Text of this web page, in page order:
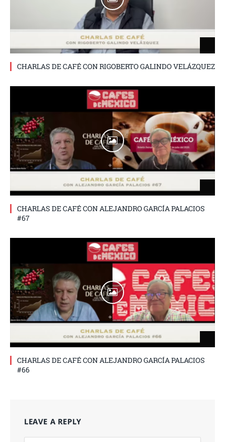
CHARLAS DE CAFÉ CON RIGOBERTO GALINDO VELÁZQUEZ
CHARLAS DE CAFÉ CON ALEJANDRO GARCÍA PALACIOS
#67
CHARLAS DE CAFÉ CON ALEJANDRO GARCÍA PALACIOS
#66
LEAVE A REPLY